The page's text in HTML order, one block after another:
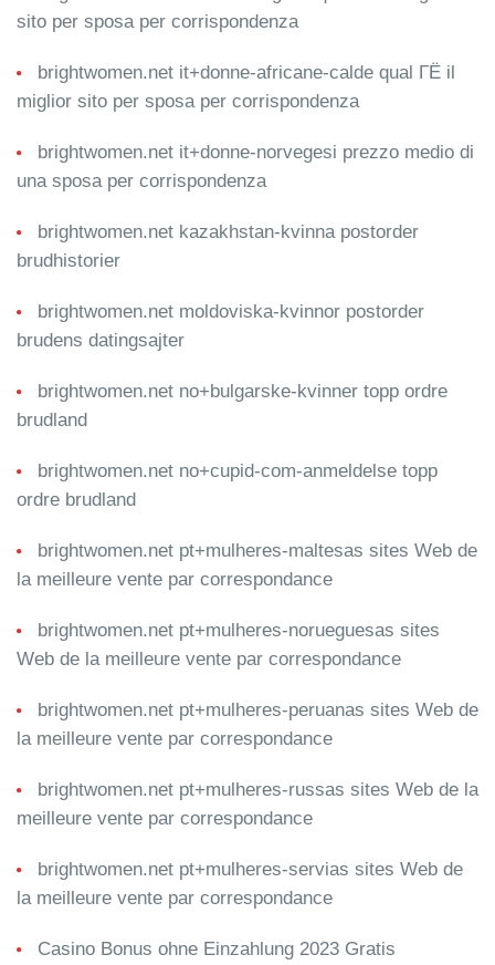
sito per sposa per corrispondenza
brightwomen.net it+donne-africane-calde qual ГЁ il
miglior sito per sposa per corrispondenza
brightwomen.net it+donne-norvegesi prezzo medio di
una sposa per corrispondenza
brightwomen.net kazakhstan-kvinna postorder
brudhistorier
brightwomen.net moldoviska-kvinnor postorder
brudens datingsajter
brightwomen.net no+bulgarske-kvinner topp ordre
brudland
brightwomen.net no+cupid-com-anmeldelse topp
ordre brudland
brightwomen.net pt+mulheres-maltesas sites Web de
la meilleure vente par correspondance
brightwomen.net pt+mulheres-norueguesas sites
Web de la meilleure vente par correspondance
brightwomen.net pt+mulheres-peruanas sites Web de
la meilleure vente par correspondance
brightwomen.net pt+mulheres-russas sites Web de la
meilleure vente par correspondance
brightwomen.net pt+mulheres-servias sites Web de
la meilleure vente par correspondance
Casino Bonus ohne Einzahlung 2023 Gratis